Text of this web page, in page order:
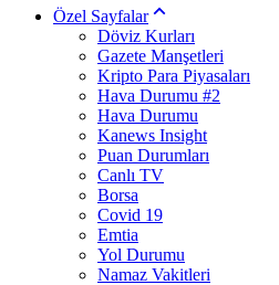
Özel Sayfalar
Döviz Kurları
Gazete Manşetleri
Kripto Para Piyasaları
Hava Durumu #2
Hava Durumu
Kanews Insight
Puan Durumları
Canlı TV
Borsa
Covid 19
Emtia
Yol Durumu
Namaz Vakitleri